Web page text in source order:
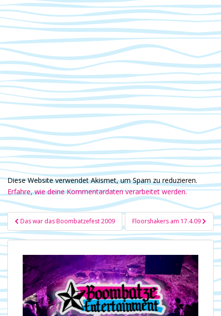
Diese Website verwendet Akismet, um Spam zu reduzieren.
Erfahre, wie deine Kommentardaten verarbeitet werden.
Beitragsnavigation
Das war das Boombatzefest 2009 Floorshakers am 17.4.09